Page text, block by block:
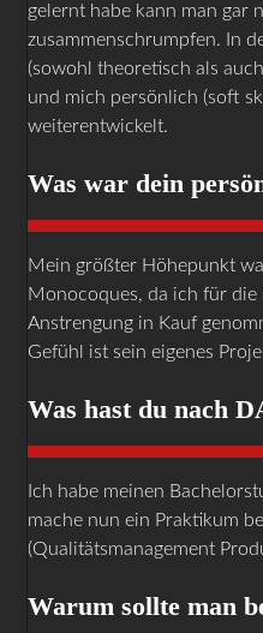
gelernt habe kann man gar
zusammenschrumpfen. In
(sowohl theoretisch als
und mich persönlich (soft
weiterentwickelt.
Was war dein
Mein größter Höhepunkt
Monocoques, da ich für die
Anstrengung in Kauf
Gefühl ist sein eigenes
Was hast du nach
Ich habe meinen
mache nun ein Praktikum
(Qualitätsmanagement
Warum sollte man